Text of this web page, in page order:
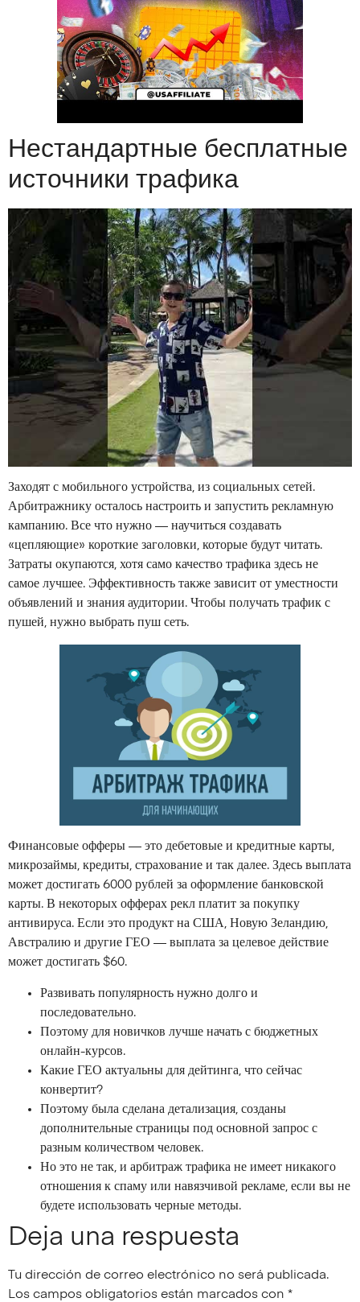
Нестандартные бесплатные
источники трафика
Заходят с мобильного устройства, из социальных сетей.
Арбитражнику осталось настроить и запустить рекламную
кампанию. Все что нужно — научиться создавать
«цепляющие» короткие заголовки, которые будут читать.
Затраты окупаются, хотя само качество трафика здесь не
самое лучшее. Эффективность также зависит от уместности
объявлений и знания аудитории. Чтобы получать трафик с
пушей, нужно выбрать пуш сеть.
Финансовые офферы — это дебетовые и кредитные карты,
микрозаймы, кредиты, страхование и так далее. Здесь выплата
может достигать 6000 рублей за оформление банковской
карты. В некоторых офферах рекл платит за покупку
антивируса. Если это продукт на США, Новую Зеландию,
Австралию и другие ГЕО — выплата за целевое действие
может достигать $60.
Развивать популярность нужно долго и
последовательно.
Поэтому для новичков лучше начать с бюджетных
онлайн-курсов.
Какие ГЕО актуальны для дейтинга, что сейчас
конвертит?
Поэтому была сделана детализация, созданы
дополнительные страницы под основной запрос с
разным количеством человек.
Но это не так, и арбитраж трафика не имеет никакого
отношения к спаму или навязчивой рекламе, если вы не
будете использовать черные методы.
Deja una respuesta
Tu dirección de correo electrónico no será publicada.
Los campos obligatorios están marcados con *